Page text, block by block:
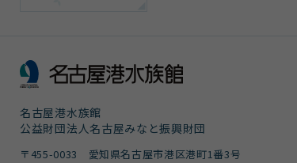
名古屋港水族館
公益財団法人名古屋みなと振興財団
〒455-0033 愛知県名古屋市港区港町1番3号